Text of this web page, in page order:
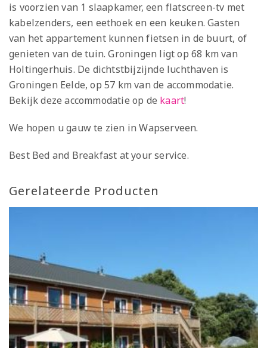
is voorzien van 1 slaapkamer, een flatscreen-tv met
kabelzenders, een eethoek en een keuken. Gasten
van het appartement kunnen fietsen in de buurt, of
genieten van de tuin. Groningen ligt op 68 km van
Holtingerhuis. De dichtstbijzijnde luchthaven is
Groningen Eelde, op 57 km van de accommodatie.
Bekijk deze accommodatie op de kaart!
We hopen u gauw te zien in Wapserveen.
Best Bed and Breakfast at your service.
Gerelateerde Producten